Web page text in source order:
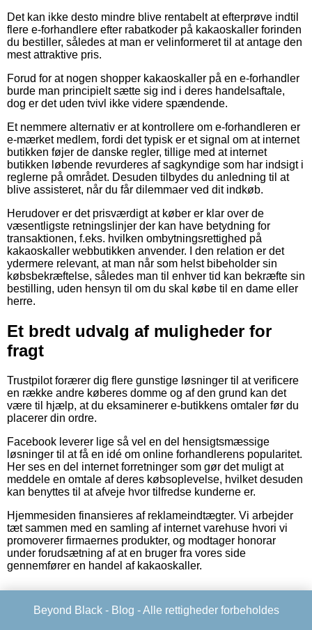
Det kan ikke desto mindre blive rentabelt at efterprøve indtil
flere e-forhandlere efter rabatkoder på kakaoskaller forinden
du bestiller, således at man er velinformeret til at antage den
mest attraktive pris.
Forud for at nogen shopper kakaoskaller på en e-forhandler
burde man principielt sætte sig ind i deres handelsaftale,
dog er det uden tvivl ikke videre spændende.
Et nemmere alternativ er at kontrollere om e-forhandleren er
e-mærket medlem, fordi det typisk er et signal om at internet
butikken føjer de danske regler, tillige med at internet
butikken løbende revurderes af sagkyndige som har indsigt i
reglerne på området. Desuden tilbydes du anledning til at
blive assisteret, når du får dilemmaer ved dit indkøb.
Herudover er det prisværdigt at køber er klar over de
væsentligste retningslinjer der kan have betydning for
transaktionen, f.eks. hvilken ombytningsrettighed på
kakaoskaller webbutikken anvender. I den relation er det
ydermere relevant, at man når som helst bibeholder sin
købsbekræftelse, således man til enhver tid kan bekræfte sin
bestilling, uden hensyn til om du skal købe til en dame eller
herre.
Et bredt udvalg af muligheder for
fragt
Trustpilot forærer dig flere gunstige løsninger til at verificere
en række andre køberes domme og af den grund kan det
være til hjælp, at du eksaminerer e-butikkens omtaler før du
placerer din ordre.
Facebook leverer lige så vel en del hensigtsmæssige
løsninger til at få en idé om online forhandlerens popularitet.
Her ses en del internet forretninger som gør det muligt at
meddele en omtale af deres købsoplevelse, hvilket desuden
kan benyttes til at afveje hvor tilfredse kunderne er.
Hjemmesiden finansieres af reklameindtægter. Vi arbejder
tæt sammen med en samling af internet varehuse hvori vi
promoverer firmaernes produkter, og modtager honorar
under forudsætning af at en bruger fra vores side
gennemfører en handel af kakaoskaller.
Beyond Black - Blog - Alle rettigheder forbeholdes